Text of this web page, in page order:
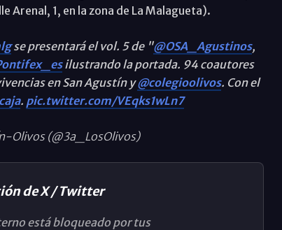
Arenal, 1, en la zona de La Malagueta).
se presentará el vol. 5 de "@OSA_Agustinos,
ilustrando la portada. 94 coautores
en San Agustín y@colegioolivos. Con el
. pic.twitter.com/VEqks1wLn7
Olivos (@3a_LosOlivos)
de X / Twitter
está bloqueado por tus